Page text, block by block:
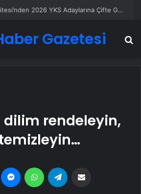
Gazetesi
dilim rendeleyin,
temizleyin…
Tumblr MessengerWhatsApp